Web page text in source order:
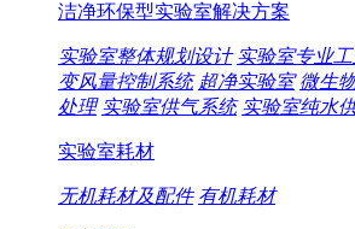
洁净环保型实验室解决方案
实验室整体规划设计 实验室专业
变风量控制系统 超净实验室 微生
处理 实验室供气系统 实验室纯水
实验室耗材
无机耗材及配件 有机耗材